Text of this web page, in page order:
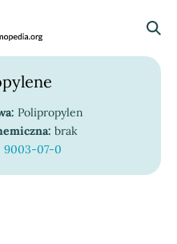
Polipropylen
brak
9003-07-0